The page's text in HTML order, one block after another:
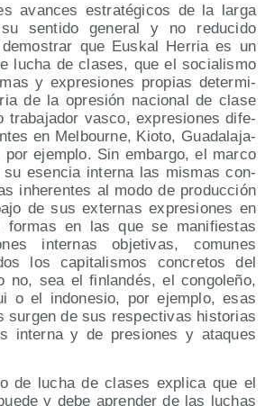
avan­ces estra­té­gi­cos de la lar­ga
sen­ti­do gene­ral y no redu­ci­do
demos­trar que Eus­kal Herria es un
lucha de cla­ses, que el socia­lis­mo
y expre­sio­nes pro­pias deter­mi­
de la opre­sión nacio­nal de cla­se
tra­ba­ja­dor vas­co, expre­sio­nes dife­
en Mel­bour­ne, Kio­to, Gua­da­la­ja­
ejem­plo. Sin embar­go, el mar­co
su esen­cia inter­na las mis­mas con­
inhe­ren­tes al modo de pro­duc­ción
de sus exter­nas expre­sio­nes en
for­mas en las que se mani­fies­tas
inter­nas obje­ti­vas, comu­nes
los capi­ta­lis­mos con­cre­tos del
no, sea el fin­lan­dés, el con­go­le­ño,
o el indo­ne­sio, por ejem­plo, esas
sur­gen de sus res­pec­ti­vas his­to­rias
inter­na y de pre­sio­nes y ata­ques
de lucha de cla­ses expli­ca que el
y debe apren­der de las luchas